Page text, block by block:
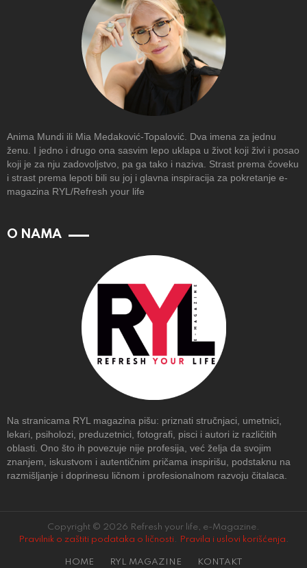
Anima Mundi ili Mia Medaković-Topalović. Dva imena za jednu
ženu. I jedno i drugo ona sasvim lepo uklapa u život koji živi i posao
koji je za nju zadovoljstvo, pa ga tako i naziva. Strast prema čoveku
i strast prema lepoti bili su joj i glavna inspiracija za pokretanje e-
magazina RYL/Refresh your life
O NAMA
Na stranicama RYL magazina pišu: priznati stručnjaci, umetnici,
lekari, psiholozi, preduzetnici, fotografi, pisci i autori iz različitih
oblasti. Ono što ih povezuje nije profesija, već želja da svojim
znanjem, iskustvom i autentičnim pričama inspirišu, podstaknu na
razmišljanje i doprinesu ličnom i profesionalnom razvoju čitalaca.
Copyright © 2026 Refresh your life, e-Magazine.
Pravilnik o zaštiti podataka o ličnosti . Pravila i uslovi korišćenja .
HOME RYL MAGAZINE KONTAKT